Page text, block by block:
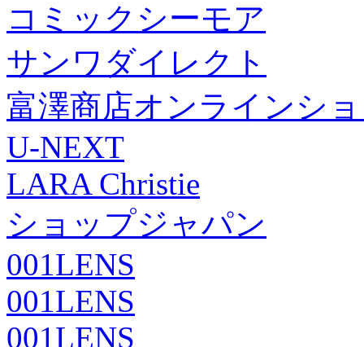
コミックシーモア
サンワダイレクト
富澤商店オンラインシ
U-NEXT
LARA Christie
ショップジャパン
001LENS
001LENS
001LENS